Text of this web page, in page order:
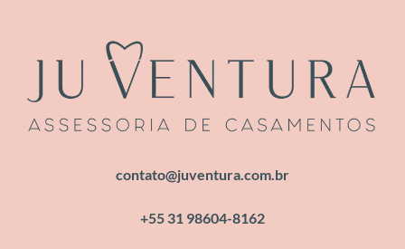
contato@juventura.com.br
+55 31 98604-8162